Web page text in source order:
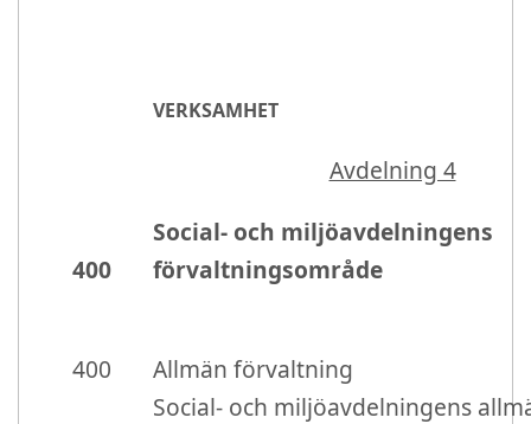
VERKSAMHET
Avdelning 4
400
Social- och miljöavdelningens
förvaltningsområde
400 Allmän förvaltning
Social- och miljöavdelningens